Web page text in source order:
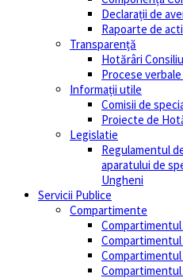
Declarații de
Rapoarte de
Transparență
Hotărâri
Procese
Informații utile
Comisii de
Proiecte de
Legislatie
Regulamentul
aparatului de
Ungheni
Servicii Publice
Compartimente